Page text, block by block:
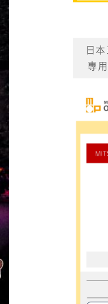
日
專